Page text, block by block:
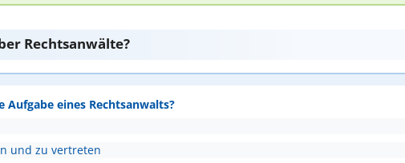
Rechtsanwälte?
Aufgabe eines Rechtsanwalts?
und zu vertreten